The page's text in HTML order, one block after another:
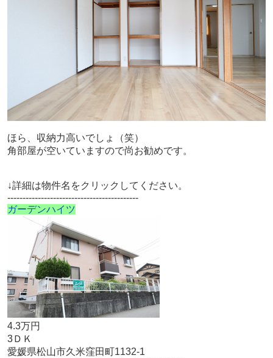
ほら、収納力高いでしょ（笑）
角部屋が空いていますので尚お勧めです。
↓詳細は物件名をクリックしてください。
-------------------------------------------
ガーデンハイツ
4.3万円
3ＤＫ
愛媛県松山市久米窪田町1132-1